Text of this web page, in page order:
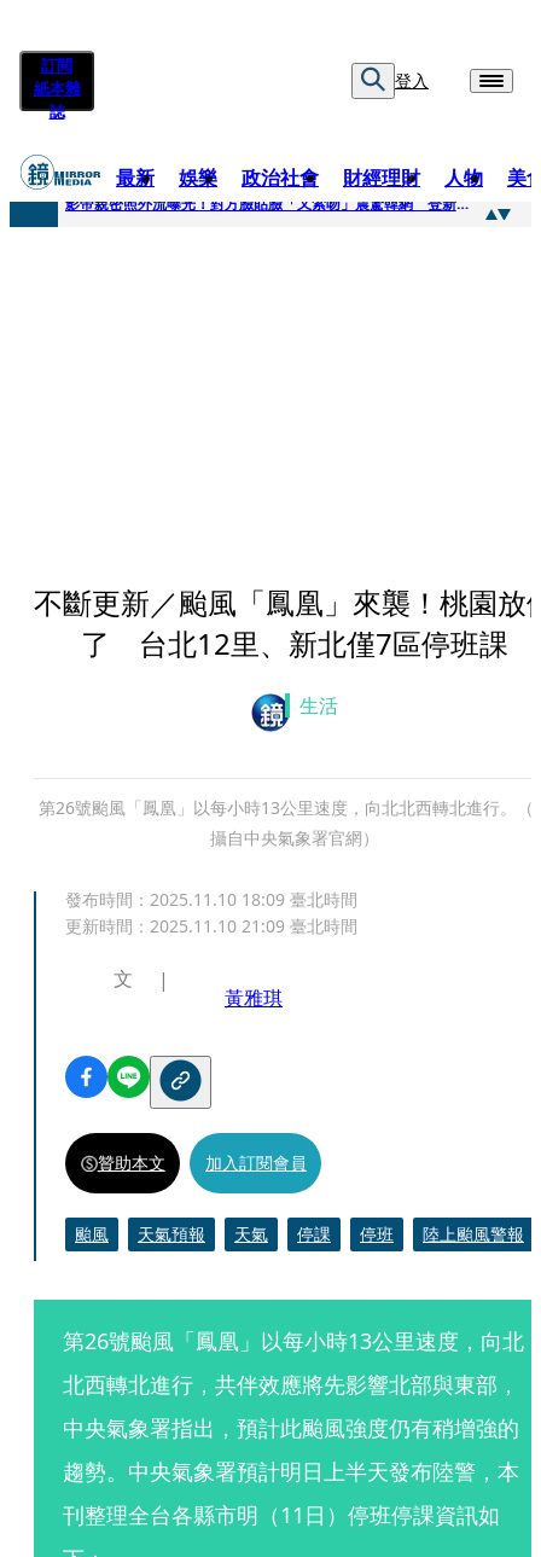
訂閱
紙本雜
誌
登入
最新 娛樂 政治社會 財經理財 人物 美
快訊
影帝親密照外流曝光！對方臉貼臉「又索吻」震驚韓網 登新聞熱搜第一
不斷更新／颱風「鳳凰」來襲！桃園放
了 台北12里、新北僅7區停班課
生活
第26號颱風「鳳凰」以每小時13公里速度，向北北西轉北進行。（
攝自中央氣象署官網）
發布時間： 2025.11.10 18:09 臺北時間
更新時間： 2025.11.10 21:09 臺北時間
文
黃雅琪
贊助本文 加入訂閱會員
颱風 天氣預報 天氣 停課 停班 陸上颱風警報
第26號颱風「鳳凰」以每小時13公里速度，向北
北西轉北進行，共伴效應將先影響北部與東部，
中央氣象署指出，預計此颱風強度仍有稍增強的
趨勢。中央氣象署預計明日上半天發布陸警，本
刊整理全台各縣市明（11日）停班停課資訊如